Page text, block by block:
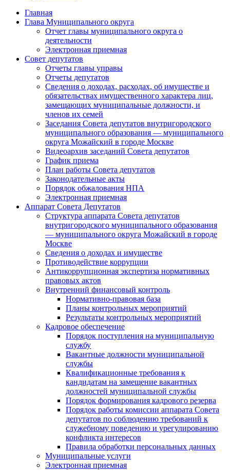
Главная
Глава Муниципального округа
Отчет главы муниципального округа о
деятельности
Электронная приемная
Совет депутатов
Отчеты главы управы
Отчеты депутатов
Сведения о доходах, расходах, об имуществе и
обязательствах имущественного характера лиц,
замещающих муниципальные должности, и
членов их семей
Заседания Совета депутатов внутригородского
муниципального образования — муниципального
округа Можайский в городе Москве
Видеоархив заседаний Совета депутатов
График приема
План работы Совета депутатов
Законодательные акты
Порядок обжалования НПА
Электронная приемная
Аппарат Совета Депутатов
Структура аппарата Совета депутатов
внутригородского муниципального образования
— муниципального округа Можайский в городе
Москве
Сведения о доходах и имуществе
Противодействие коррупции
Антикоррупционная экспертиза нормативных
правовых актов
Внутренний финансовый контроль
Нормативно-правовая база
Планы контрольных мероприятий
Результаты контрольных мероприятий
Кадровое обеспечение
Порядок поступления на муниципальную
службу
Вакантные должности муниципальной
службы
Квалификационные требования к
кандидатам на замещение вакантных
должностей муниципальной службы
Порядок формирования кадрового резерва
Порядок работы комиссии аппарата Совета
депутатов по соблюдению требований к
служебному поведению и урегулированию
конфликта интересов
Правила обработки персональных данных
Муниципальные услуги
Электронная приемная